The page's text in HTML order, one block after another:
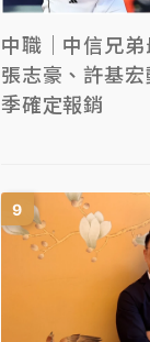
中職｜中信兄弟
張志豪、許基
季確定報銷